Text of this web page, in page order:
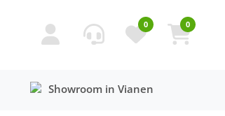
0 0
Showroom in Vianen